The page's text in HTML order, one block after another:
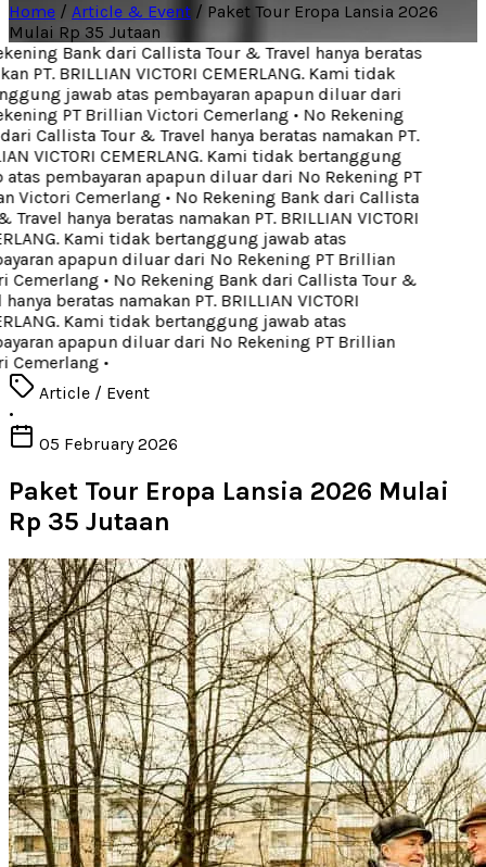
Home / Article & Event / Paket Tour Eropa Lansia 2026
Mulai Rp 35 Jutaan
Bank dari Callista Tour & Travel hanya beratas
PT. BRILLIAN VICTORI CEMERLANG. Kami tidak
jawab atas pembayaran apapun diluar dari
PT Brillian Victori Cemerlang• No Rekening
Callista Tour & Travel hanya beratas namakan PT.
VICTORI CEMERLANG. Kami tidak bertanggung
pembayaran apapun diluar dari No Rekening PT
Victori Cemerlang• No Rekening Bank dari Callista
hanya beratas namakan PT. BRILLIAN VICTORI
Kami tidak bertanggung jawab atas
apapun diluar dari No Rekening PT Brillian
• No Rekening Bank dari Callista Tour &
beratas namakan PT. BRILLIAN VICTORI
Kami tidak bertanggung jawab atas
apapun diluar dari No Rekening PT Brillian
•
Article / Event
•
05 February 2026
Paket Tour Eropa Lansia 2026 Mulai
Rp 35 Jutaan